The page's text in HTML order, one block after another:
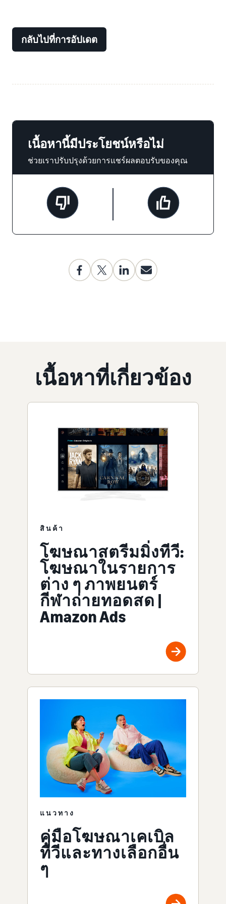
กลับไปที่การอัปเดต
เนื้อหานี้มีประโยชน์หรือไม่
ช่วยเราปรับปรุงด้วยการแชร์ผลตอบรับของคุณ
เนื้อหาที่เกี่ยวข้อง
สินค้า
โฆษณาสตรีมมิ่งทีวี:
โฆษณาในรายการ
ต่าง ๆ ภาพยนตร์
กีฬาถ่ายทอดสด |
Amazon Ads
แนวทาง
คู่มือโฆษณาเคเบิล
ทีวีและทางเลือกอื่น
ๆ